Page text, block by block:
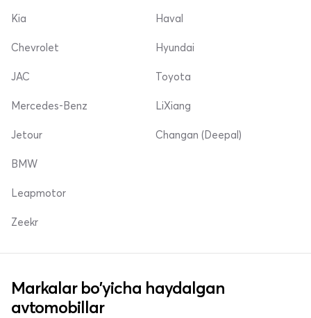
Kia
Chevrolet
Haval
Hyundai
JAC
Mercedes-Benz
Jetour
Toyota
LiXiang
Changan (Deepal)
BMW
Leapmotor
Zeekr
Markalar bo'yicha haydalgan
avtomobillar